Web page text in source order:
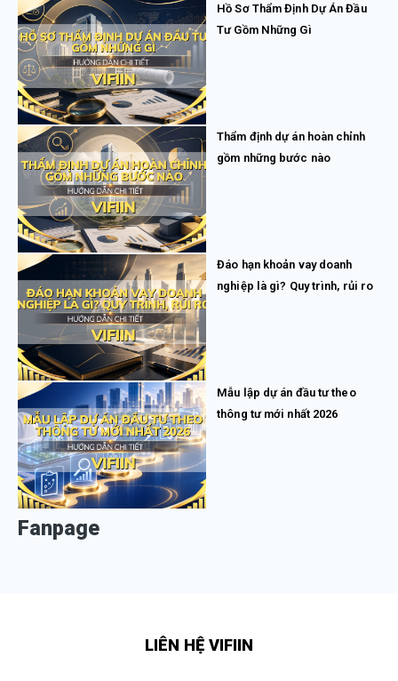
Hồ Sơ Thẩm Định Dự Án Đầu
Tư Gồm Những Gì
Thẩm định dự án hoàn chỉnh
gồm những bước nào
Đáo hạn khoản vay doanh
nghiệp là gì? Quy trình, rủi ro
Mẫu lập dự án đầu tư theo
thông tư mới nhất 2026
Fanpage
LIÊN HỆ VIFIIN